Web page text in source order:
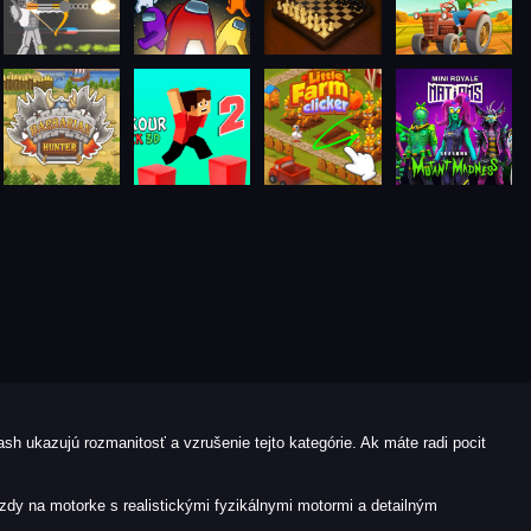
ukazujú rozmanitosť a vzrušenie tejto kategórie. Ak máte radi pocit
na motorke s realistickými fyzikálnymi motormi a detailným